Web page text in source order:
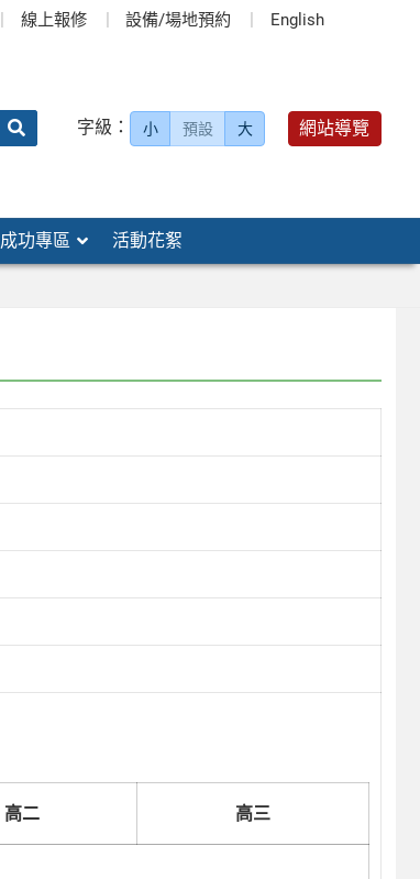
線上報修 設備/場地預約 English
字級： 小 預設 大 網站導覽
成功專區 活動花絮
高二 高三